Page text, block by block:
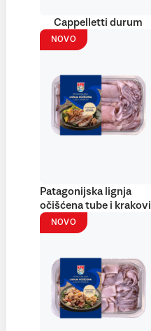
Cappelletti durum
NOVO
Patagonijska lignja
očišćena tube i krakovi
NOVO